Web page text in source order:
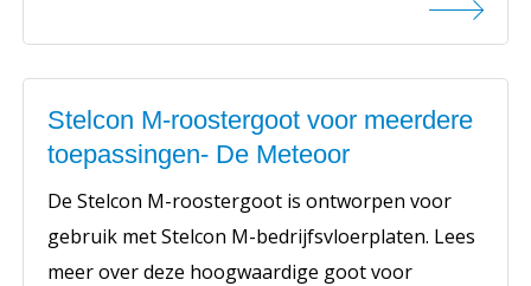
Stelcon M-roostergoot voor meerdere
toepassingen- De Meteoor
De Stelcon M-roostergoot is ontworpen voor
gebruik met Stelcon M-bedrijfsvloerplaten. Lees
meer over deze hoogwaardige goot voor